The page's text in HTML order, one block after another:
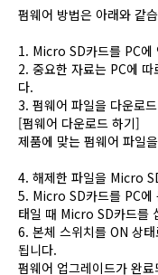
펌웨어 방법은 아래와 같
1. Micro SD카드를 PC에
2. 중요한 자료는 PC에
다.
3. 펌웨어 파일을 다운로
[펌웨어 다운로드 하기]
제품에 맞는 펌웨어 파일
4. 해제한 파일을 Micro
5. Micro SD카드를 PC에
태일 때 Micro SD카드를
6. 본체 스위치를 ON 상
됩니다.
펌웨어 업그레이드가 완